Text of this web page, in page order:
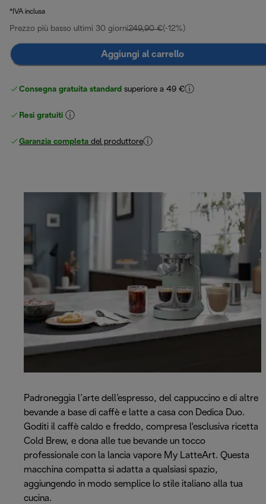
*IVA inclusa
Prezzo più basso ultimi 30 giorni249,90 €(-12%)
Aggiungi al carrello
Consegna gratuita standard superiore a 49 €
Resi gratuiti
Garanzia completa del produttore
Padroneggia l’arte dell’espresso, del cappuccino e di altre
bevande a base di caffè e latte a casa con Dedica Duo.
Goditi il caffè caldo e freddo, compresa l'esclusiva ricetta
Cold Brew, e dona alle tue bevande un tocco
professionale con la lancia vapore My LatteArt. Questa
macchina compatta si adatta a qualsiasi spazio,
aggiungendo in modo semplice lo stile italiano alla tua
cucina.